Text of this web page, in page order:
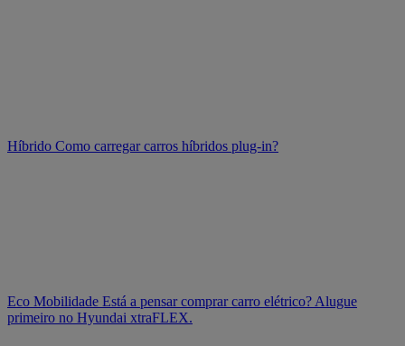
Híbrido Como carregar carros híbridos plug-in?
Eco Mobilidade Está a pensar comprar carro elétrico? Alugue
primeiro no Hyundai xtraFLEX.